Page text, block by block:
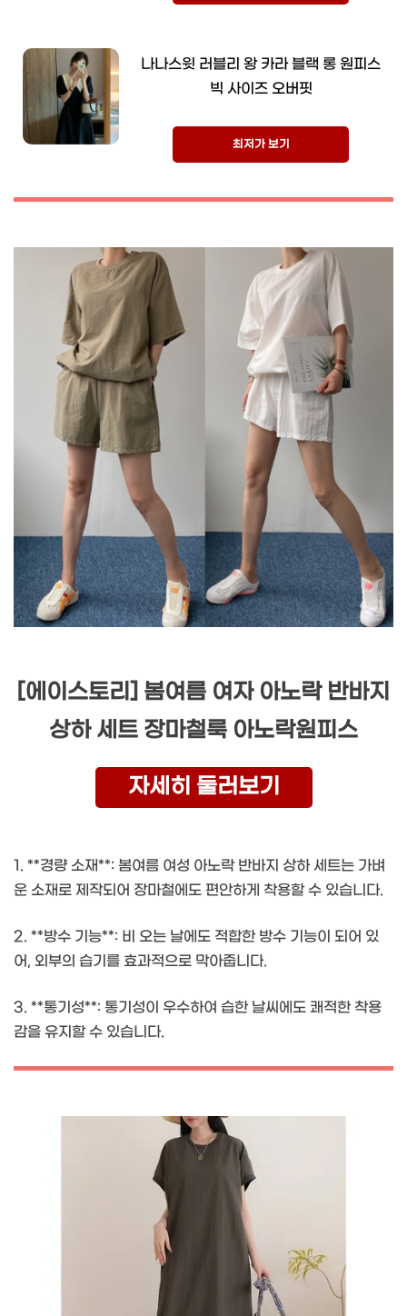
나나스윗 러블리 왕 카라 블랙 롱 원피스
빅 사이즈 오버핏
최저가 보기
[에이스토리] 봄여름 여자 아노락 반바지
상하 세트 장마철룩 아노락원피스
자세히 둘러보기
1. **경량 소재**: 봄여름 여성 아노락 반바지 상하 세트는 가벼
운 소재로 제작되어 장마철에도 편안하게 착용할 수 있습니다.
2. **방수 기능**: 비 오는 날에도 적합한 방수 기능이 되어 있
어, 외부의 습기를 효과적으로 막아줍니다.
3. **통기성**: 통기성이 우수하여 습한 날씨에도 쾌적한 착용
감을 유지할 수 있습니다.